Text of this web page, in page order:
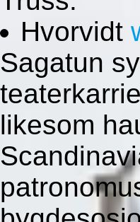
Hvorvidt
Sagatun
likesom